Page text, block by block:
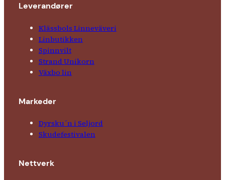
Leverandører
Klässbols Linne­väveri
Linbutikken
Spinnvilt
Strand Unikorn
Växbo lin
Markeder
Dyrsku´n i Seljord
Skude­fes­tivalen
Nettverk